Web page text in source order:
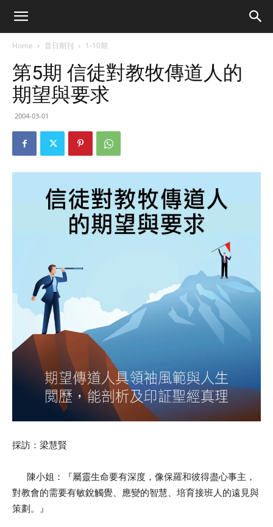
Home 昔日期刊 1-10期
第5期 信徒對教牧傳道人的
期望與要求
2004-03-01
採訪：梁慧賢
陳小姐：『屬靈生命要有深度，像保羅和彼得盡心事主，
對教會的需要有敏銳觸覺、應變的智慧、培育接班人的遠見與
策劃。』